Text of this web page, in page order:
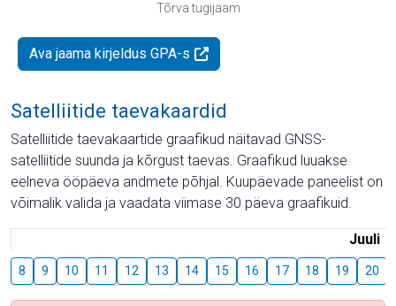
Tõrva tugijaam
Ava jaama kirjeldus GPA-s
Satelliitide taevakaardid
Satelliitide taevakaartide graafikud näitavad GNSS-
satelliitide suunda ja kõrgust taevas. Graafikud luuakse
eelneva ööpäeva andmete põhjal. Kuupäevade paneelist on
võimalik valida ja vaadata viimase 30 päeva graafikuid.
Juuli
8 9 10 11 12 13 14 15 16 17 18 19 20